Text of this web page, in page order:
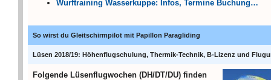
Wurftraining Wasserkuppe: Infos, Termine Buchung…
So wirst du Gleitschirmpilot mit Papillon Paragliding
Lüsen 2018/19: Höhenflugschulung, Thermik-Technik, B-Lizenz und
Folgende Lüsenflugwochen (DH/DT/DU) finden